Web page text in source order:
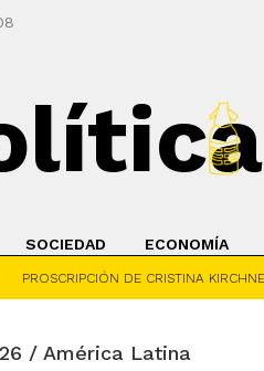
SOCIEDAD ECONOMÍA
PROSCRIPCIÓN DE CRISTINA
/ América Latina